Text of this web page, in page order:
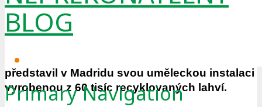
BLOG
Primary Navigation
závažným problémem, jakým je změna klimatu.
Ve Španělsku se na tento problém rozhodli
uměním. Umělecký soubor Luzinterruptus
představil v Madridu svou uměleckou instalaci
vyrobenou z 60 tisíc recyklovaných lahví.